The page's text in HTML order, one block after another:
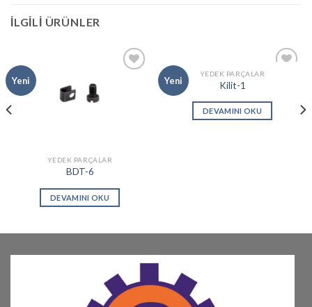
İLGILI ÜRÜNLER
Yeni
YEDEK PARÇALAR
BDT-6
DEVAMINI OKU
Yeni
YEDEK PARÇALAR
Kilit-1
DEVAMINI OKU